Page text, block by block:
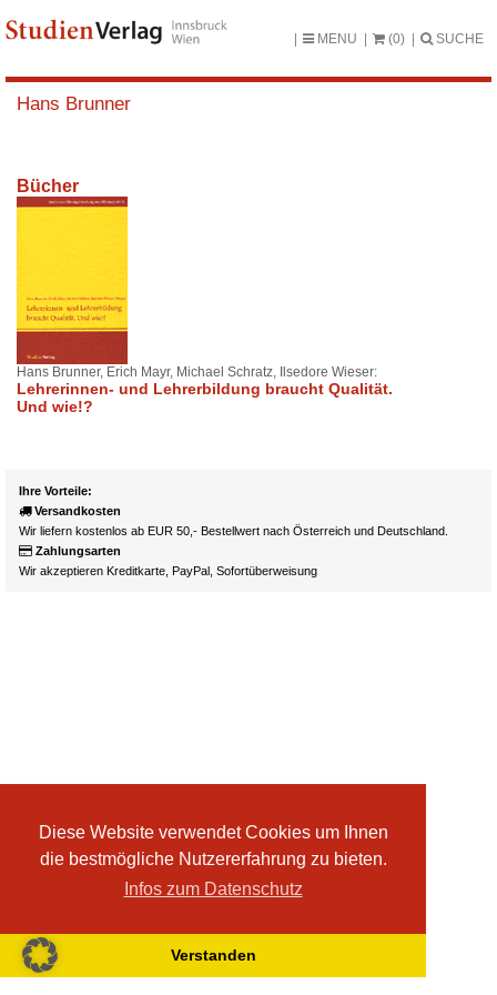
Diese Website verwendet Cookies um Ihnen
die bestmögliche Nutzererfahrung zu bieten.
Infos zum Datenschutz
Verstanden
MENU (0) SUCHE
Hans Brunner
Bücher
Hans Brunner, Erich Mayr, Michael Schratz, Ilsedore Wieser:
Lehrerinnen- und Lehrerbildung braucht Qualität.
Und wie!?
Ihre Vorteile:
Versandkosten
Wir liefern kostenlos ab EUR 50,- Bestellwert nach Österreich und Deutschland.
Zahlungsarten
Wir akzeptieren Kreditkarte, PayPal, Sofortüberweisung